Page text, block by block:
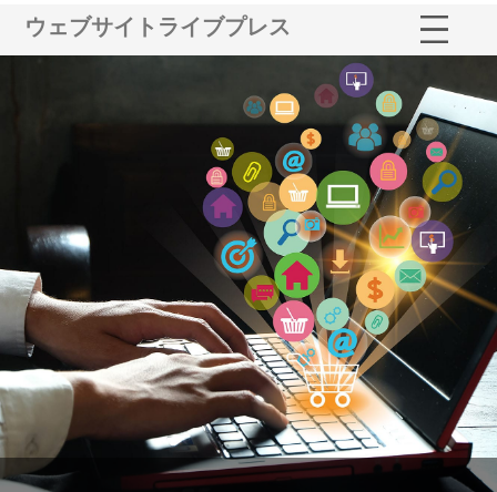
ウェブサイトライブプレス